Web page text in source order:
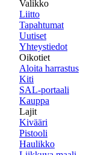
Valikko
Liitto
Tapahtumat
Uutiset
Yhteystiedot
Oikotiet
Aloita harrastus
Kiti
SAL-portaali
Kauppa
Lajit
Kivääri
Pistooli
Haulikko